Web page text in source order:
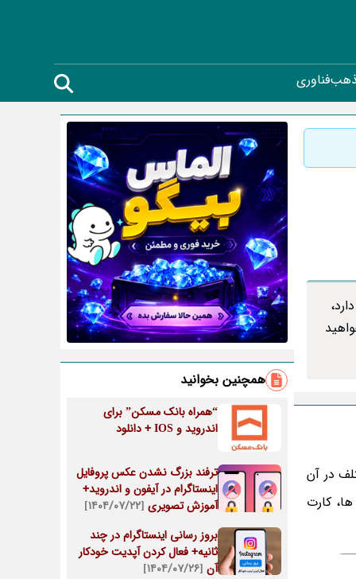
فناوری
در آن
کارت
همچنین بخوانید
“همراه بانک مسکن” برای
اندروید و IOS + دانلود
ترفند بزرگ نشدن عکس پروفایل
اینستاگرام در آیفون و اندروید+
آموزش تصویری [۱۴۰۴/۰۷/۲۲]
بروز رسانی اینستاگرام در چند
ثانیه+ فعال کردن آپدیت خودکار
آن [۱۴۰۴/۰۷/۲۶]